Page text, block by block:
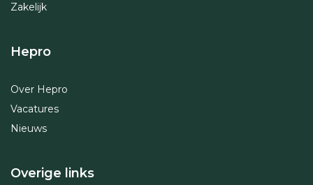
Zakelijk
Hepro
Over Hepro
Vacatures
Nieuws
Overige links